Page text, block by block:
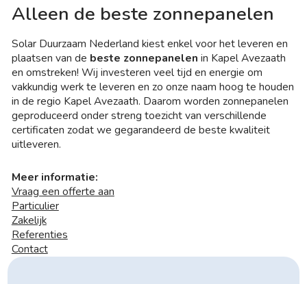
Alleen de beste zonnepanelen
Solar Duurzaam Nederland kiest enkel voor het leveren en
plaatsen van de beste zonnepanelen in Kapel Avezaath
en omstreken! Wij investeren veel tijd en energie om
vakkundig werk te leveren en zo onze naam hoog te houden
in de regio Kapel Avezaath. Daarom worden zonnepanelen
geproduceerd onder streng toezicht van verschillende
certificaten zodat we gegarandeerd de beste kwaliteit
uitleveren.
Meer informatie:
Vraag een offerte aan
Particulier
Zakelijk
Referenties
Contact